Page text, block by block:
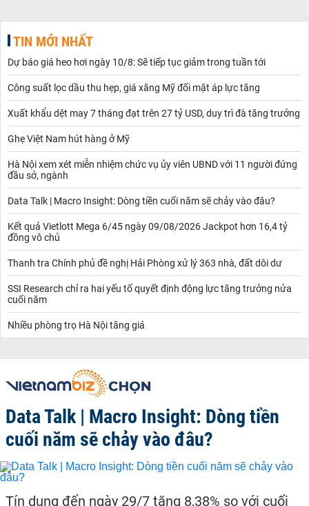
TIN MỚI NHẤT
Dự báo giá heo hơi ngày 10/8: Sẽ tiếp tục giảm trong tuần tới
Công suất lọc dầu thu hẹp, giá xăng Mỹ đối mặt áp lực tăng
Xuất khẩu dệt may 7 tháng đạt trên 27 tỷ USD, duy trì đà tăng trưởng
Ghẹ Việt Nam hút hàng ở Mỹ
Hà Nội xem xét miễn nhiệm chức vụ ủy viên UBND với 11 người đứng
đầu sở, ngành
Data Talk | Macro Insight: Dòng tiền cuối năm sẽ chảy vào đâu?
Kết quả Vietlott Mega 6/45 ngày 09/08/2026 Jackpot hơn 16,4 tỷ
đồng vô chủ
Thanh tra Chính phủ đề nghị Hải Phòng xử lý 363 nhà, đất dôi dư
SSI Research chỉ ra hai yếu tố quyết định động lực tăng trưởng nửa
cuối năm
Nhiều phòng trọ Hà Nội tăng giá
Data Talk | Macro Insight: Dòng tiền
cuối năm sẽ chảy vào đâu?
Tín dụng đến ngày 29/7 tăng 8,38% so với cuối